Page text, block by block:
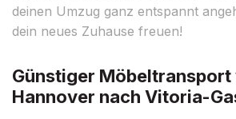
deinen Umzug ganz entspannt
dein neues Zuhause freuen!
Günstiger Möbeltransport
Hannover nach Vitoria-